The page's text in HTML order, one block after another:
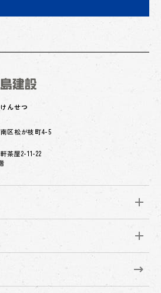
んせつ
区松が枝町4-5
茶屋2-11-22